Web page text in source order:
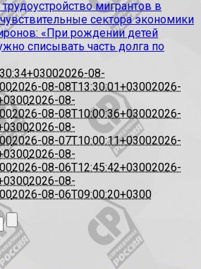
трудоустройство мигрантов в
сектора экономики
«При рождении детей
списывать часть долга по
2026-08-
2026-08-08T13:30:01+03002026-
2026-08-
2026-08-08T10:00:36+03002026-
2026-08-
2026-08-07T10:00:11+03002026-
2026-08-
2026-08-06T12:45:42+03002026-
2026-08-
2026-08-06T09:00:20+0300